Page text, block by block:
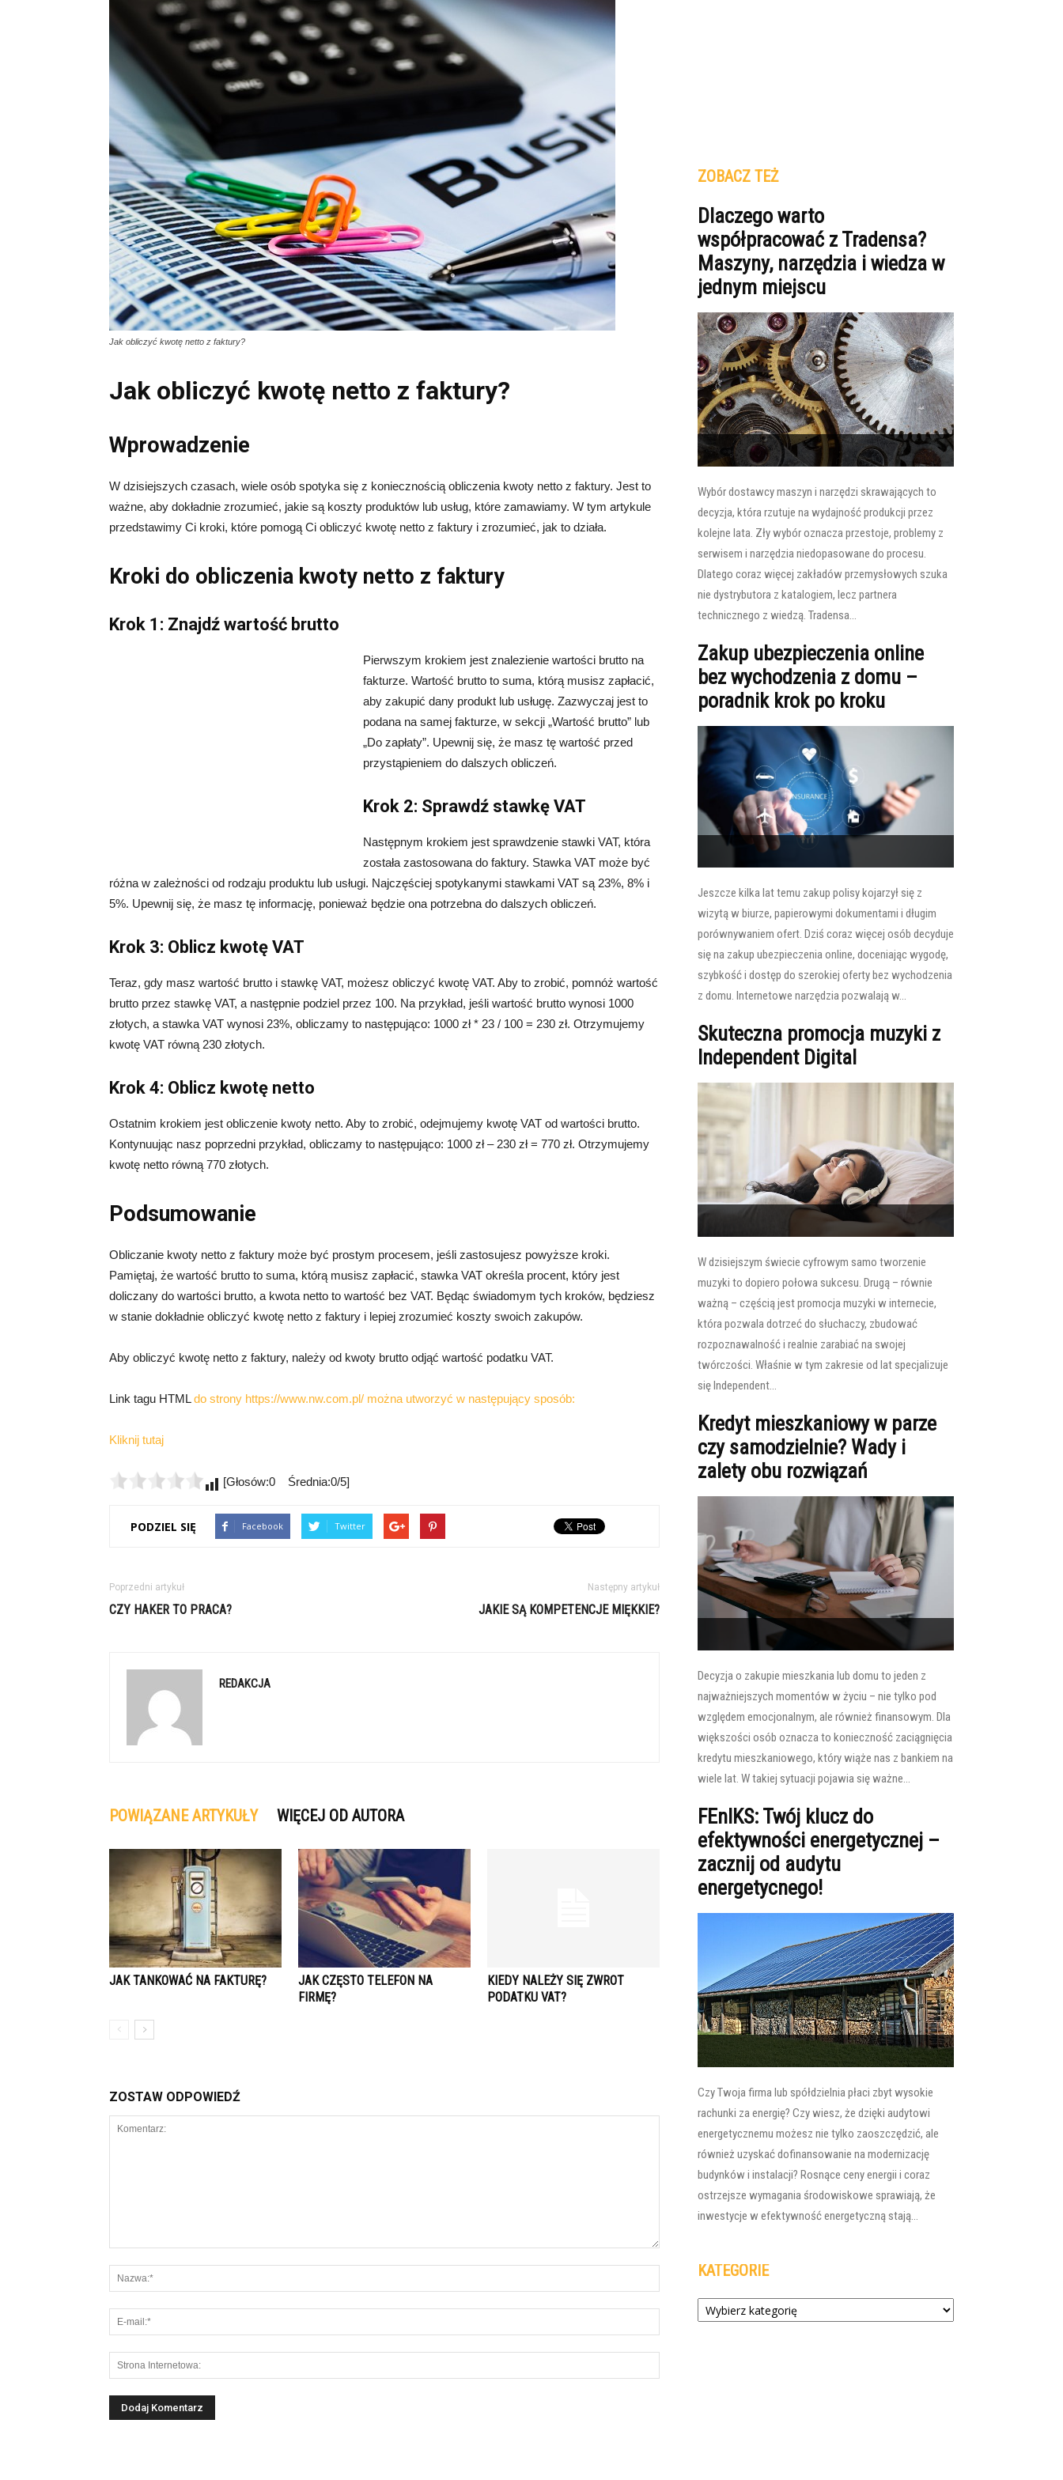
Jak obliczyć kwotę netto z faktury?
Jak obliczyć kwotę netto z faktury?
Wprowadzenie
W dzisiejszych czasach, wiele osób spotyka się z koniecznością obliczenia kwoty netto z faktury. Jest to
ważne, aby dokładnie zrozumieć, jakie są koszty produktów lub usług, które zamawiamy. W tym artykule
przedstawimy Ci kroki, które pomogą Ci obliczyć kwotę netto z faktury i zrozumieć, jak to działa.
Kroki do obliczenia kwoty netto z faktury
Krok 1: Znajdź wartość brutto
Pierwszym krokiem jest znalezienie wartości brutto na
fakturze. Wartość brutto to suma, którą musisz zapłacić,
aby zakupić dany produkt lub usługę. Zazwyczaj jest to
podana na samej fakturze, w sekcji „Wartość brutto” lub
„Do zapłaty”. Upewnij się, że masz tę wartość przed
przystąpieniem do dalszych obliczeń.
Krok 2: Sprawdź stawkę VAT
Następnym krokiem jest sprawdzenie stawki VAT, która
została zastosowana do faktury. Stawka VAT może być
różna w zależności od rodzaju produktu lub usługi. Najczęściej spotykanymi stawkami VAT są 23%, 8% i
5%. Upewnij się, że masz tę informację, ponieważ będzie ona potrzebna do dalszych obliczeń.
Krok 3: Oblicz kwotę VAT
Teraz, gdy masz wartość brutto i stawkę VAT, możesz obliczyć kwotę VAT. Aby to zrobić, pomnóż wartość
brutto przez stawkę VAT, a następnie podziel przez 100. Na przykład, jeśli wartość brutto wynosi 1000
złotych, a stawka VAT wynosi 23%, obliczamy to następująco: 1000 zł * 23 / 100 = 230 zł. Otrzymujemy
kwotę VAT równą 230 złotych.
Krok 4: Oblicz kwotę netto
Ostatnim krokiem jest obliczenie kwoty netto. Aby to zrobić, odejmujemy kwotę VAT od wartości brutto.
Kontynuując nasz poprzedni przykład, obliczamy to następująco: 1000 zł – 230 zł = 770 zł. Otrzymujemy
kwotę netto równą 770 złotych.
Podsumowanie
Obliczanie kwoty netto z faktury może być prostym procesem, jeśli zastosujesz powyższe kroki.
Pamiętaj, że wartość brutto to suma, którą musisz zapłacić, stawka VAT określa procent, który jest
doliczany do wartości brutto, a kwota netto to wartość bez VAT. Będąc świadomym tych kroków, będziesz
w stanie dokładnie obliczyć kwotę netto z faktury i lepiej zrozumieć koszty swoich zakupów.
Aby obliczyć kwotę netto z faktury, należy od kwoty brutto odjąć wartość podatku VAT.
Link tagu HTMLdo strony https://www.nw.com.pl/ można utworzyć w następujący sposób:
Kliknij tutaj
[Głosów:0 Średnia:0/5]
PODZIEL SIĘ Facebook Twitter
Poprzedni artykuł
CZY HAKER TO PRACA?
Następny artykuł
JAKIE SĄ KOMPETENCJE MIĘKKIE?
REDAKCJA
POWIĄZANE ARTYKUŁY WIĘCEJ OD AUTORA
JAK TANKOWAĆ NA FAKTURĘ?
JAK CZĘSTO TELEFON NA
FIRMĘ?
KIEDY NALEŻY SIĘ ZWROT
PODATKU VAT?
ZOSTAW ODPOWIEDŹ
ZOBACZ TEŻ
Dlaczego warto
współpracować z Tradensa?
Maszyny, narzędzia i wiedza w
jednym miejscu
Wybór dostawcy maszyn i narzędzi skrawających to
decyzja, która rzutuje na wydajność produkcji przez
kolejne lata. Zły wybór oznacza przestoje, problemy z
serwisem i narzędzia niedopasowane do procesu.
Dlatego coraz więcej zakładów przemysłowych szuka
nie dystrybutora z katalogiem, lecz partnera
technicznego z wiedzą. Tradensa...
Zakup ubezpieczenia online
bez wychodzenia z domu –
poradnik krok po kroku
Jeszcze kilka lat temu zakup polisy kojarzył się z
wizytą w biurze, papierowymi dokumentami i długim
porównywaniem ofert. Dziś coraz więcej osób decyduje
się na zakup ubezpieczenia online, doceniając wygodę,
szybkość i dostęp do szerokiej oferty bez wychodzenia
z domu. Internetowe narzędzia pozwalają w...
Skuteczna promocja muzyki z
Independent Digital
W dzisiejszym świecie cyfrowym samo tworzenie
muzyki to dopiero połowa sukcesu. Drugą – równie
ważną – częścią jest promocja muzyki w internecie,
która pozwala dotrzeć do słuchaczy, zbudować
rozpoznawalność i realnie zarabiać na swojej
twórczości. Właśnie w tym zakresie od lat specjalizuje
się Independent...
Kredyt mieszkaniowy w parze
czy samodzielnie? Wady i
zalety obu rozwiązań
Decyzja o zakupie mieszkania lub domu to jeden z
najważniejszych momentów w życiu – nie tylko pod
względem emocjonalnym, ale również finansowym. Dla
większości osób oznacza to konieczność zaciągnięcia
kredytu mieszkaniowego, który wiąże nas z bankiem na
wiele lat. W takiej sytuacji pojawia się ważne...
FEnIKS: Twój klucz do
efektywności energetycznej –
zacznij od audytu
energetycnego!
Czy Twoja firma lub spółdzielnia płaci zbyt wysokie
rachunki za energię? Czy wiesz, że dzięki audytowi
energetycznemu możesz nie tylko zaoszczędzić, ale
również uzyskać dofinansowanie na modernizację
budynków i instalacji? Rosnące ceny energii i coraz
ostrzejsze wymagania środowiskowe sprawiają, że
inwestycje w efektywność energetyczną stają...
KATEGORIE
Kategorie